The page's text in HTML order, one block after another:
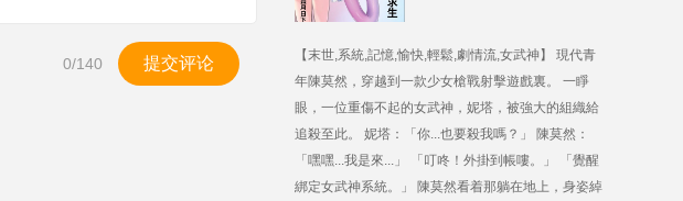
0/140 提交评论
【末世,系統,記憶,愉快,輕鬆,劇情流,女武神】 現代青
年陳莫然，穿越到一款少女槍戰射擊遊戲裏。 一睜
眼，一位重傷不起的女武神，妮塔，被強大的組織給
追殺至此。 妮塔：「你...也要殺我嗎？」 陳莫然：
「嘿嘿...我是來...」 「叮咚！外掛到帳嘍。」 「覺醒
綁定女武神系統。」 陳莫然看着那躺在地上，身姿綽